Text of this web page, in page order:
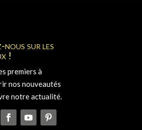
nous sur les
!
premiers à
nos nouveautés
notre actualité.